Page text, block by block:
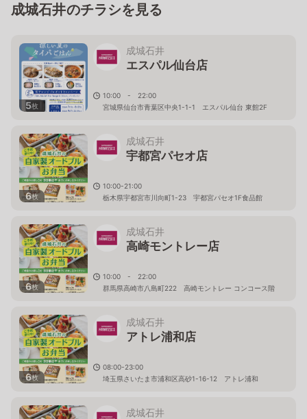
成城石井のチラシを見る
5枚
成城石井
エスパル仙台店
10:00 - 22:00
宮城県仙台市青葉区中央1-1-1 エスパル仙台 東館2F
6枚
成城石井
宇都宮パセオ店
10:00-21:00
栃木県宇都宮市川向町1-23 宇都宮パセオ1F食品館
6枚
成城石井
高崎モントレー店
10:00 - 22:00
群馬県高崎市八島町222 高崎モントレー コンコース階
6枚
成城石井
アトレ浦和店
08:00-23:00
埼玉県さいたま市浦和区高砂1-16-12 アトレ浦和
成城石井